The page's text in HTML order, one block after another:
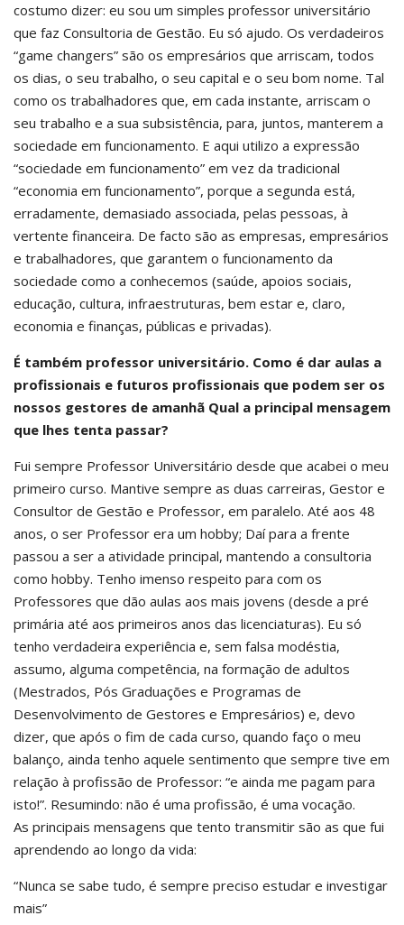
costumo dizer: eu sou um simples professor universitário
que faz Consultoria de Gestão. Eu só ajudo. Os verdadeiros
“game changers” são os empresários que arriscam, todos
os dias, o seu trabalho, o seu capital e o seu bom nome. Tal
como os trabalhadores que, em cada instante, arriscam o
seu trabalho e a sua subsistência, para, juntos, manterem a
sociedade em funcionamento. E aqui utilizo a expressão
“sociedade em funcionamento” em vez da tradicional
“economia em funcionamento”, porque a segunda está,
erradamente, demasiado associada, pelas pessoas, à
vertente financeira. De facto são as empresas, empresários
e trabalhadores, que garantem o funcionamento da
sociedade como a conhecemos (saúde, apoios sociais,
educação, cultura, infraestruturas, bem estar e, claro,
economia e finanças, públicas e privadas).
É também professor universitário. Como é dar aulas a
profissionais e futuros profissionais que podem ser os
nossos gestores de amanhã Qual a principal mensagem
que lhes tenta passar?
Fui sempre Professor Universitário desde que acabei o meu
primeiro curso. Mantive sempre as duas carreiras, Gestor e
Consultor de Gestão e Professor, em paralelo. Até aos 48
anos, o ser Professor era um hobby; Daí para a frente
passou a ser a atividade principal, mantendo a consultoria
como hobby. Tenho imenso respeito para com os
Professores que dão aulas aos mais jovens (desde a pré
primária até aos primeiros anos das licenciaturas). Eu só
tenho verdadeira experiência e, sem falsa modéstia,
assumo, alguma competência, na formação de adultos
(Mestrados, Pós Graduações e Programas de
Desenvolvimento de Gestores e Empresários) e, devo
dizer, que após o fim de cada curso, quando faço o meu
balanço, ainda tenho aquele sentimento que sempre tive em
relação à profissão de Professor: “e ainda me pagam para
isto!”. Resumindo: não é uma profissão, é uma vocação.
As principais mensagens que tento transmitir são as que fui
aprendendo ao longo da vida:
“Nunca se sabe tudo, é sempre preciso estudar e investigar
mais”